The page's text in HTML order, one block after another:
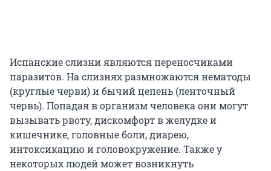
Испанские слизни являются переносчиками
паразитов. На слизнях размножаются нематоды
(круглые черви) и бычий цепень (ленточный
червь). Попадая в организм человека они могут
вызывать рвоту, дискомфорт в желудке и
кишечнике, головные боли, диарею,
интоксикацию и головокружение. Также у
некоторых людей может возникнуть